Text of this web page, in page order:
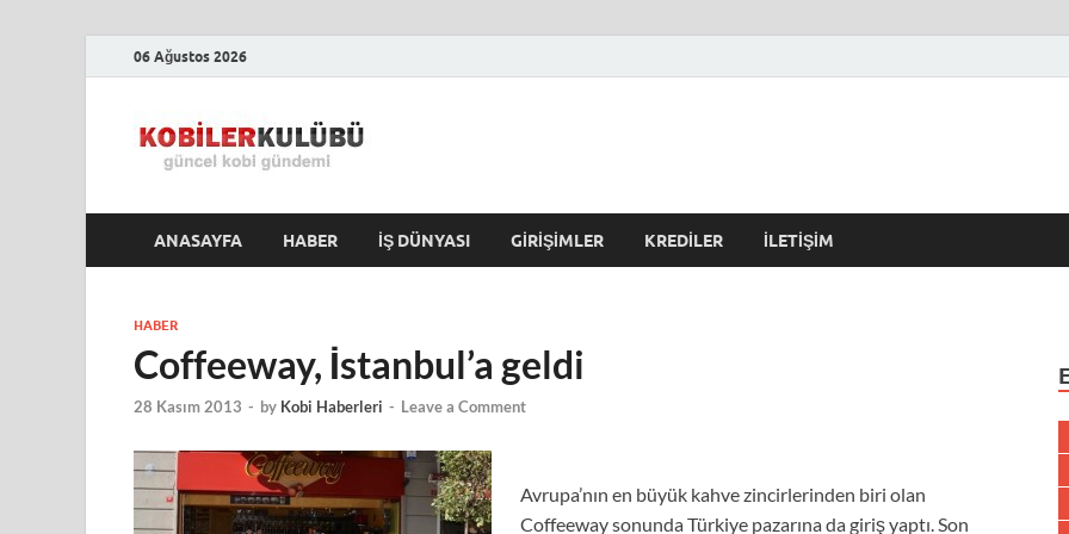
06 Ağustos 2026
ANASAYFA HABER İŞ DÜNYASI GIRIŞIMLER KREDILER İLETIŞIM
HABER
Coffeeway, İstanbul’a geldi
28 Kasım 2013 - by Kobi Haberleri - Leave a Comment
Avrupa’nın en büyük kahve zincirlerinden biri olan
Coffeeway sonunda Türkiye pazarına da giriş yaptı. Son